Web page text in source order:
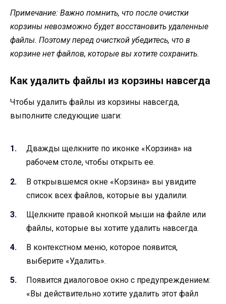
Примечание: Важно помнить, что после очистки
корзины невозможно будет восстановить удаленные
файлы. Поэтому перед очисткой убедитесь, что в
корзине нет файлов, которые вы хотите сохранить.
Как удалить файлы из корзины навсегда
Чтобы удалить файлы из корзины навсегда,
выполните следующие шаги:
Дважды щелкните по иконке «Корзина» на
рабочем столе, чтобы открыть ее.
В открывшемся окне «Корзина» вы увидите
список всех файлов, которые вы удалили.
Щелкните правой кнопкой мыши на файле или
файлы, которые вы хотите удалить навсегда.
В контекстном меню, которое появится,
выберите «Удалить».
Появится диалоговое окно с предупреждением:
«Вы действительно хотите удалить этот файл